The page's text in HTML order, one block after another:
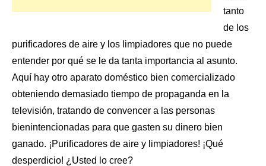
tanto
de los
purificadores de aire y los limpiadores que no puede
entender por qué se le da tanta importancia al asunto.
Aquí hay otro aparato doméstico bien comercializado
obteniendo demasiado tiempo de propaganda en la
televisión, tratando de convencer a las personas
bienintencionadas para que gasten su dinero bien
ganado. ¡Purificadores de aire y limpiadores! ¡Qué
desperdicio! ¿Usted lo cree?